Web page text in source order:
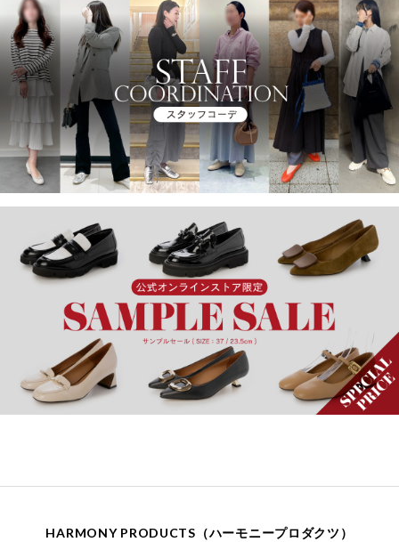
HARMONY PRODUCTS（ハーモニープロダクツ）